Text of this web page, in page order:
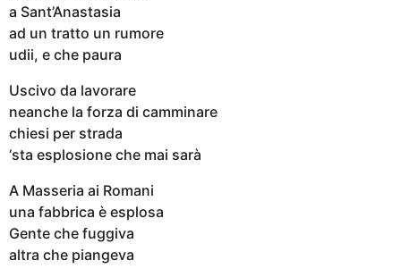
a Sant’Anastasia
ad un tratto un rumore
udii, e che paura
Uscivo da lavorare
neanche la forza di camminare
chiesi per strada
‘sta esplosione che mai sarà
A Masseria ai Romani
una fabbrica è esplosa
Gente che fuggiva
altra che piangeva